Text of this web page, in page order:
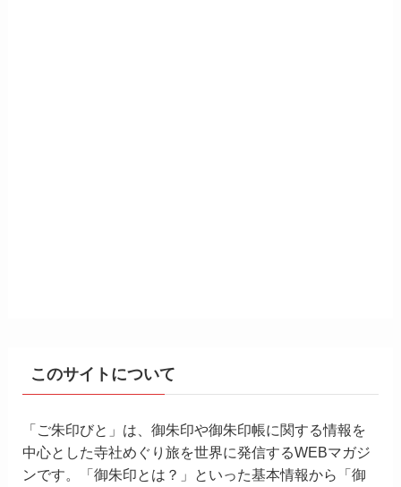
このサイトについて
「ご朱印びと」は、御朱印や御朱印帳に関する情報を
中心とした寺社めぐり旅を世界に発信するWEBマガジ
ンです。「御朱印とは？」といった基本情報から「御